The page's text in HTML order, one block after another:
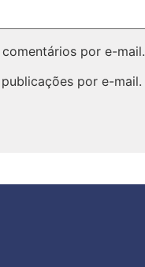
por e-mail.
por e-mail.